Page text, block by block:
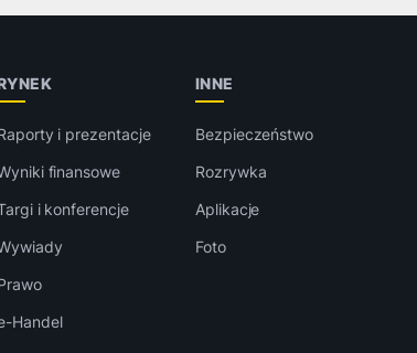
i prezentacje
finansowe
i konferencje
Handel
INNE
Bezpieczeństwo
Rozrywka
Aplikacje
Foto